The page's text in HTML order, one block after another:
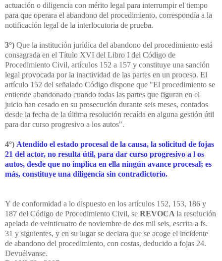
actuación o diligencia con mérito legal para interrumpir el tiempo
para que operara el abandono del procedimiento, correspondía a la
notificación legal de la interlocutoria de prueba.
3°) Que la institución jurídica del abandono del procedimiento está
consagrada en el Título XVI del Libro I del Código de
Procedimiento Civil, artículos 152 a 157 y constituye una sanción
legal provocada por la inactividad de las partes en un proceso. El
artículo 152 del señalado Código dispone que "El procedimiento se
entiende abandonado cuando todas las partes que figuran en el
juicio han cesado en su prosecución durante seis meses, contados
desde la fecha de la última resolución recaída en alguna gestión útil
para dar curso progresivo a los autos".
4°) Atendido el estado procesal de la causa, la solicitud de fojas
21 del actor, no resulta útil, para dar curso progresivo a l os
autos, desde que no implica en ella ningún avance procesal; es
más, constituye una diligencia sin contradictorio.
Y de conformidad a lo dispuesto en los artículos 152, 153, 186 y
187 del Código de Procedimiento Civil, se REVOCA la resolución
apelada de veinticuatro de noviembre de dos mil seis, escrita a fs.
31 y siguientes, y en su lugar se declara que se acoge el incidente
de abandono del procedimiento, con costas, deducido a fojas 24.
Devuélvanse.